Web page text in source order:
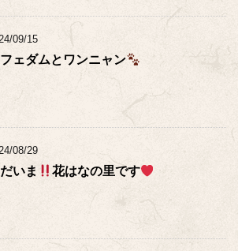
09/15
ェダムとワンニャン
08/29
いま 花はなの里です